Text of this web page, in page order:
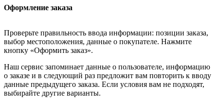
Оформление заказа
Проверьте правильность ввода информации: позиции заказа,
выбор местоположения, данные о покупателе. Нажмите
кнопку «Оформить заказ».
Наш сервис запоминает данные о пользователе, информацию
о заказе и в следующий раз предложит вам повторить к вводу
данные предыдущего заказа. Если условия вам не подходят,
выбирайте другие варианты.